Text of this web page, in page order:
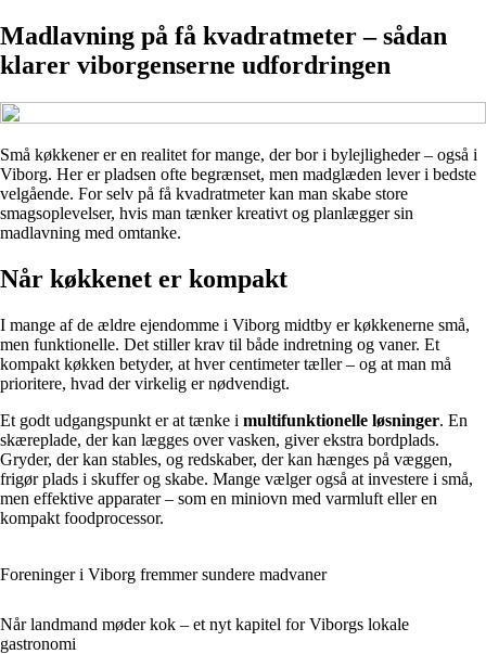
Madlavning på få kvadratmeter – sådan
klarer viborgenserne udfordringen
Små køkkener er en realitet for mange, der bor i bylejligheder – også i
Viborg. Her er pladsen ofte begrænset, men madglæden lever i bedste
velgående. For selv på få kvadratmeter kan man skabe store
smagsoplevelser, hvis man tænker kreativt og planlægger sin
madlavning med omtanke.
Når køkkenet er kompakt
I mange af de ældre ejendomme i Viborg midtby er køkkenerne små,
men funktionelle. Det stiller krav til både indretning og vaner. Et
kompakt køkken betyder, at hver centimeter tæller – og at man må
prioritere, hvad der virkelig er nødvendigt.
Et godt udgangspunkt er at tænke i multifunktionelle løsninger. En
skæreplade, der kan lægges over vasken, giver ekstra bordplads.
Gryder, der kan stables, og redskaber, der kan hænges på væggen,
frigør plads i skuffer og skabe. Mange vælger også at investere i små,
men effektive apparater – som en miniovn med varmluft eller en
kompakt foodprocessor.
Foreninger i Viborg fremmer sundere madvaner
Når landmand møder kok – et nyt kapitel for Viborgs lokale
gastronomi